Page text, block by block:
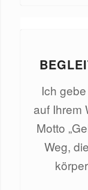
Ich
auf Ihrem
Motto
Weg,